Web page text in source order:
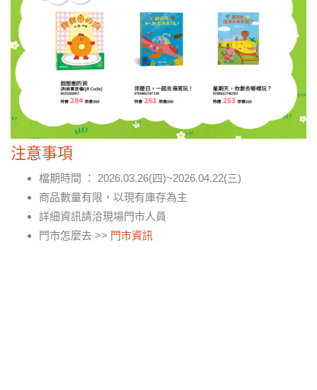
注意事項
檔期時間 ： 2026.03.26(四)~2026.04.22(三)
商品數量有限，以現有庫存為主
詳細資訊請洽現場門市人員
門市怎麼去 >> 門市資訊